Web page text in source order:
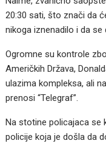
20:30 sati, što znači da
nikoga iznenadilo i da
Ogromne su kontrole
Američkih Država,
ulazima kompleksa, ali
prenosi “Telegraf”.
Na stotine policajaca se
policije koja je došla da